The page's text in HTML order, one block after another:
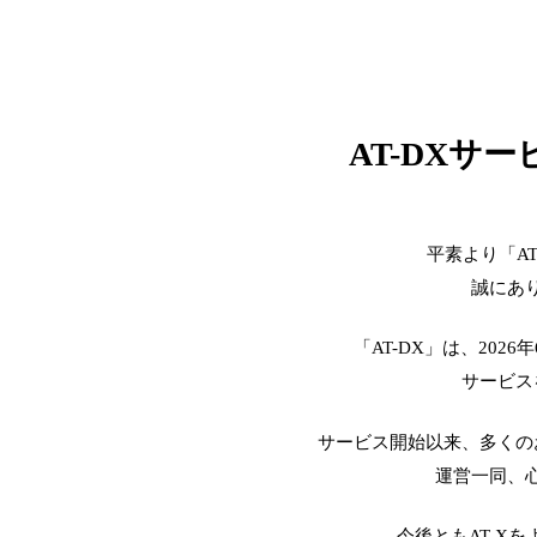
AT-DXサー
平素より「
誠にあ
「AT-DX」は、2026
サービ
サービス開始以来、多く
運営一同、